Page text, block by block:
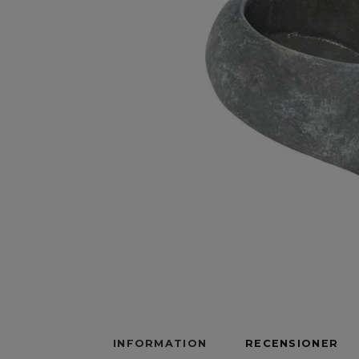
INFORMATION RECENSIONER